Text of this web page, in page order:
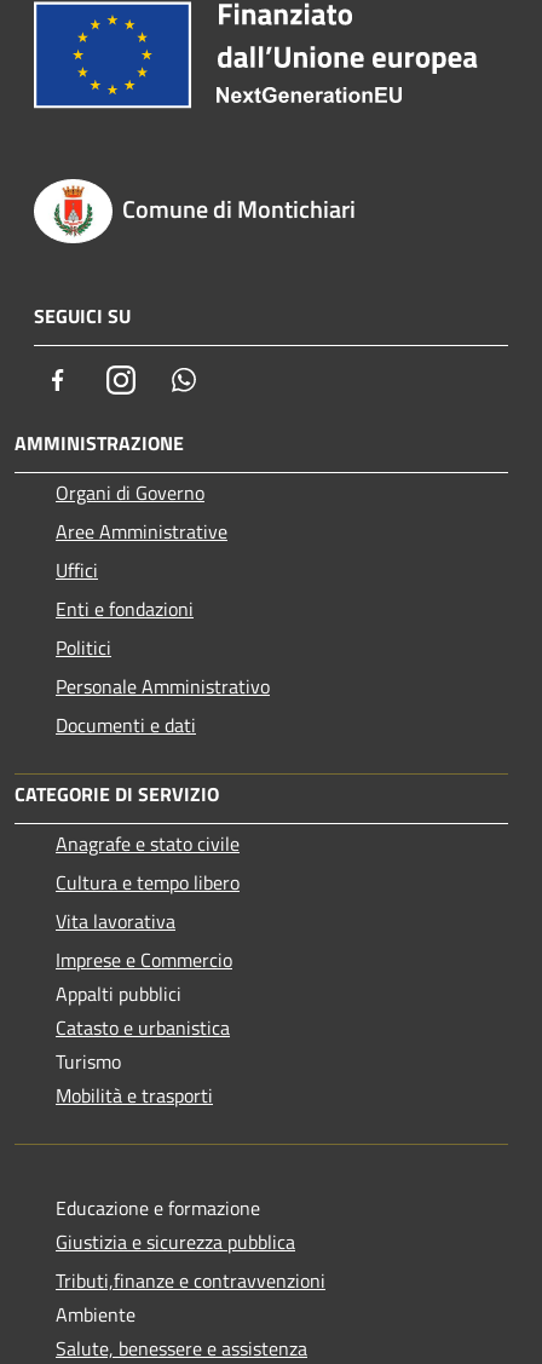
Comune di Montichiari
SEGUICI SU
FacebookInstagram
AMMINISTRAZIONE
Organi di Governo
Aree Amministrative
Uffici
Enti e fondazioni
Politici
Personale Amministrativo
Documenti e dati
CATEGORIE DI SERVIZIO
Anagrafe e stato civile
Cultura e tempo libero
Vita lavorativa
Imprese e Commercio
Appalti pubblici
Catasto e urbanistica
Turismo
Mobilità e trasporti
Educazione e formazione
Giustizia e sicurezza pubblica
Tributi,finanze e contravvenzioni
Ambiente
Salute, benessere e assistenza